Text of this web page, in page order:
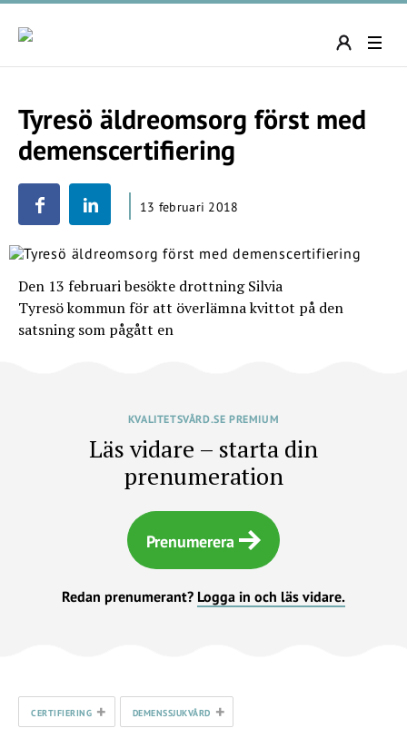
Tyresö äldreomsorg först med
demenscertifiering
13 februari 2018
Den 13 februari besökte drottning Silvia
Tyresö kommun för att överlämna kvittot på den
satsning som pågått en
KVALITETSVÅRD.SE PREMIUM
Läs vidare – starta din
prenumeration
Prenumerera
Redan prenumerant? Logga in och läs vidare.
CERTIFIERING + DEMENSSJUKVÅRD +